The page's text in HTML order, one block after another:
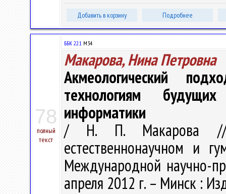
Добавить в корзину Подробнее
78
полный
текст
ББК 22.1 М34
Макарова, Нина Петровна
Акмеологический
технологиям
информатики
/ Н. П. Макарова //
естественнонаучном и
Международной научно-
апреля 2012 г. – Минск :